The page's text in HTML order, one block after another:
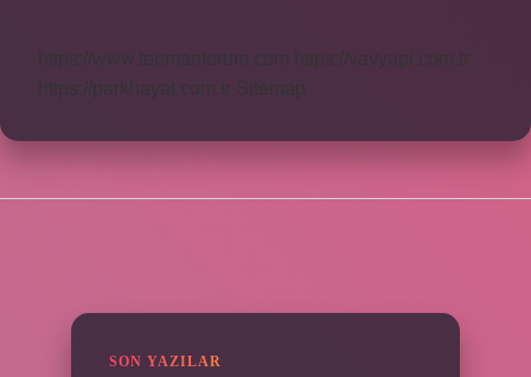
https://www.teomanforum.com
https://vavyapi.com.tr
https://parkhayat.com.tr
Sitemap
SON YAZILAR